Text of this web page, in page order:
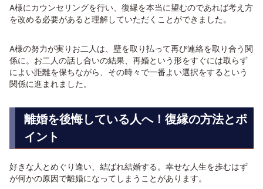
A様にカウンセリングを行い、復縁を本当に望むのであれば考え方
を改める必要があると理解していただくことができました。
A様の努力が実りお二人は、壁を取り払って再び連絡を取り合う関
係に。お二人の話し合いの結果、再婚という形をすぐには取らず
によい距離を保ちながら、その時々で一番よい選択をするという
関係に進まれました。
離婚を後悔している人へ！復縁の方法とポ
イント
好きな人とめぐり逢い、結ばれ結婚する。幸せな人生を歩むはず
が何かの原因で離婚になってしまうことがあります。